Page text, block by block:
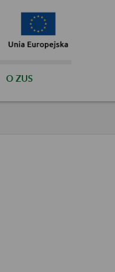
O ZUS